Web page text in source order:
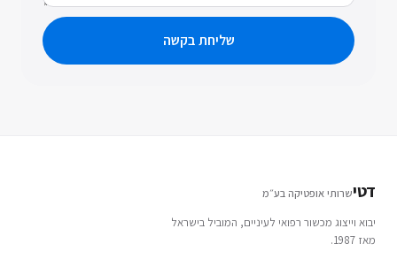
שליחת בקשה
דטישרותי אופטיקה בע״מ
יבוא וייצוג מכשור רפואי לעיניים, המוביל בישראל
מאז 1987.